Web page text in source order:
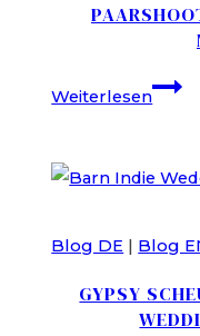
Weiterlesen
von
Blog DE
Blog
GYPSY